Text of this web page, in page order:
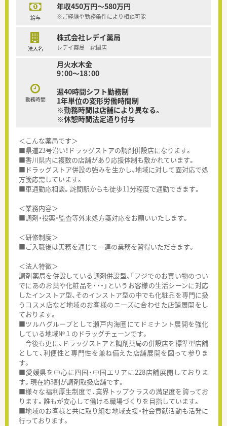
給与
年収450万円～580万円
※ご経験や勤務条件により相談可能
法人名
株式会社レデイ薬局
レデイ薬局 詫間店
勤務時間
月火水木金
9：00～18：00
週40時間シフト勤務制
1年単位の変形労働時間制
※勤務時間は店舗により異なる。
※休憩時間法定通り付与
＜こんな薬局です＞
■県道23号沿い！ドラッグストアの調剤併設店になります。
■香川県内に複数の店舗があり応援体制も敷かれています。
■ドラッグストア併設の強みを生かし、地域に対して面対応で処
方箋応需しています。
■車通勤応相談。詫間駅からも徒歩11分程度で通勤できます。
＜業務内容＞
■調剤・投薬・監査等外来処方箋対応をお願いいたします。
＜研修制度＞
■ご入職後は実務を通じて一連の業務を習得いただきます。
＜法人特徴＞
調剤薬局を併設している調剤併設型、「フジでのお買い物のつい
でにあのお薬や化粧品を・・・」というお客様の生活シーンに対応
したインストア型、そのインストア型の中でも化粧品を専門に扱
うコスメ店など地域のお客様のニーズに合わせた店舗展開をし
ております。
■ツルハグループとして瀬戸内海圏にてドミナント展開を強化
している地域№１のドラッグチェーンです。
今後も更に、ドラッグストアと調剤薬局の併設店を標準型店舗
として、利便性と専門性を兼ね備えた店舗展開を図って参りま
す。
■愛媛県を中心に四国・中国エリアに228店舗展開しておりま
す。現在約3割が調剤取扱店舗です。
■様々な福利厚生制度で、業界トップクラスの満足度を誇ってお
ります。誰もが安心して働ける職場づくりを目指しています。
■地域のお客様と共に取り組む地域支援・社会貢献活動も活発に
行っております。